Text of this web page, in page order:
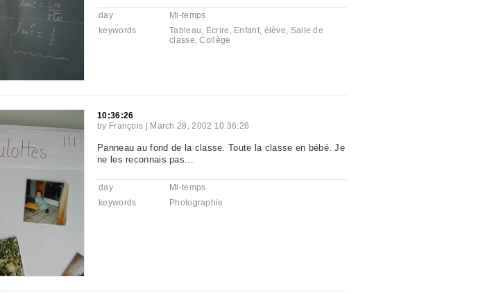
day
Mi-temps
keywords
Tableau, Ecrire , Enfant, élève, Salle de
classe,Collège
10:36:26
by François March 28, 2002 10:36:26
Panneau au fond de la classe. Toute la classe en bébé. Je
ne les reconnais pas...
day
Mi-temps
keywords
Photographie